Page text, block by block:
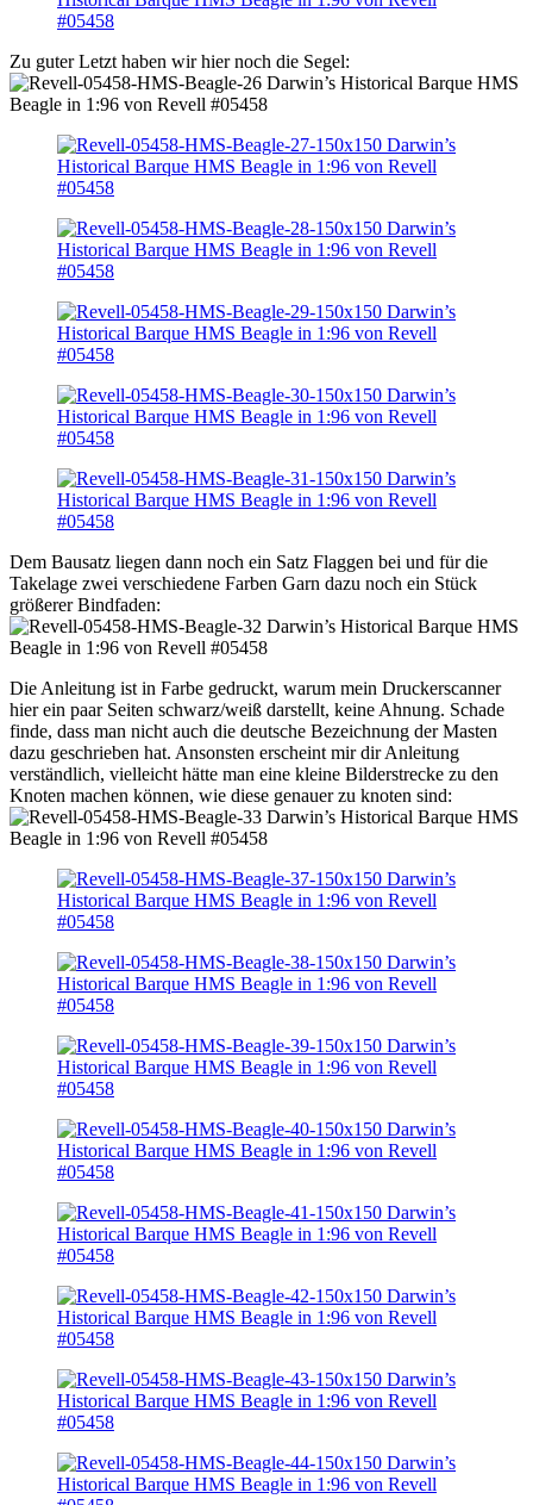
Zu guter Letzt haben wir hier noch die Segel:
Dem Bausatz liegen dann noch ein Satz Flaggen bei und für die
Takelage zwei verschiedene Farben Garn dazu noch ein Stück
größerer Bindfaden:
Die Anleitung ist in Farbe gedruckt, warum mein Druckerscanner
hier ein paar Seiten schwarz/weiß darstellt, keine Ahnung. Schade
finde, dass man nicht auch die deutsche Bezeichnung der Masten
dazu geschrieben hat. Ansonsten erscheint mir dir Anleitung
verständlich, vielleicht hätte man eine kleine Bilderstrecke zu den
Knoten machen können, wie diese genauer zu knoten sind: